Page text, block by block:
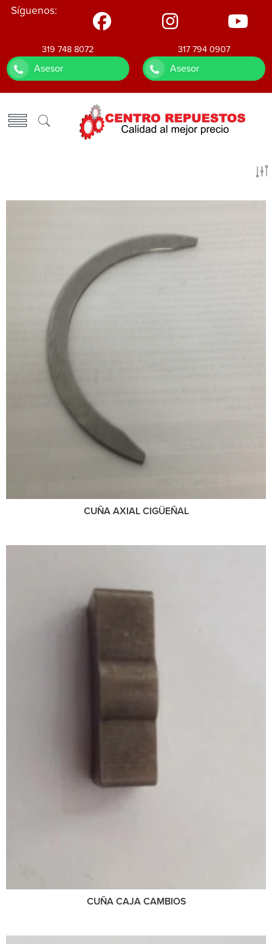
Síguenos:
319 748 8072
Asesor
317 794 0907
Asesor
CUÑA AXIAL CIGÜEÑAL
CUÑA CAJA CAMBIOS